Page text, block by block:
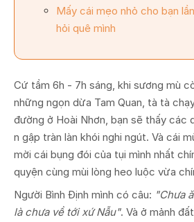
Mấy cái mẹo nhỏ cho bạn
hỏi quê mình
Cứ tầm 6h - 7h sáng, khi sương mù
những ngọn dừa Tam Quan, tà tà
đường ở Hoài Nhơn, bạn sẽ thấy các
n gập tràn làn khói nghi ngút. Và cái
mời cái bụng đói của tụi mình nhất
quyện cùng mùi lòng heo luộc vừa
Người Bình Định mình có câu: "Chưa
là chưa về tới xứ Nẫu". Và ở mảnh